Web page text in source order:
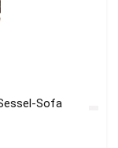
Sofa